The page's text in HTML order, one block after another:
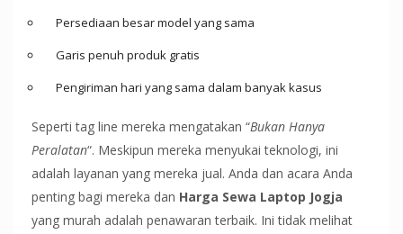
Persediaan besar model yang sama
Garis penuh produk gratis
Pengiriman hari yang sama dalam banyak kasus
Seperti tag line mereka mengatakan “Bukan Hanya
Peralatan“. Meskipun mereka menyukai teknologi, ini
adalah layanan yang mereka jual. Anda dan acara Anda
penting bagi mereka dan Harga Sewa Laptop Jogja
yang murah adalah penawaran terbaik. Ini tidak melihat